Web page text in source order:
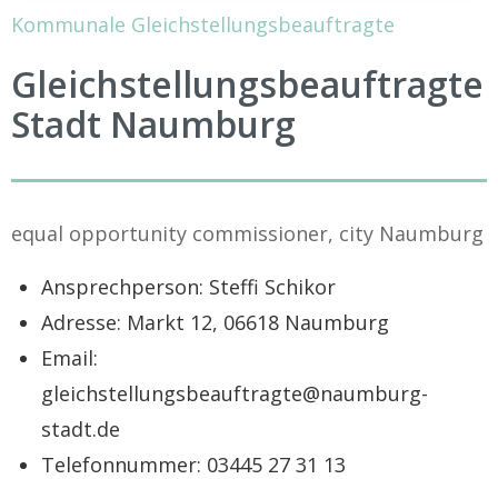
Kommunale Gleichstellungsbeauftragte
Gleichstellungsbeauftragte
Stadt Naumburg
equal opportunity commissioner, city Naumburg
Ansprechperson: Steffi Schikor
Adresse: Markt 12, 06618 Naumburg
Email:
gleichstellungsbeauftragte@naumburg-
stadt.de
Telefonnummer: 03445 27 31 13